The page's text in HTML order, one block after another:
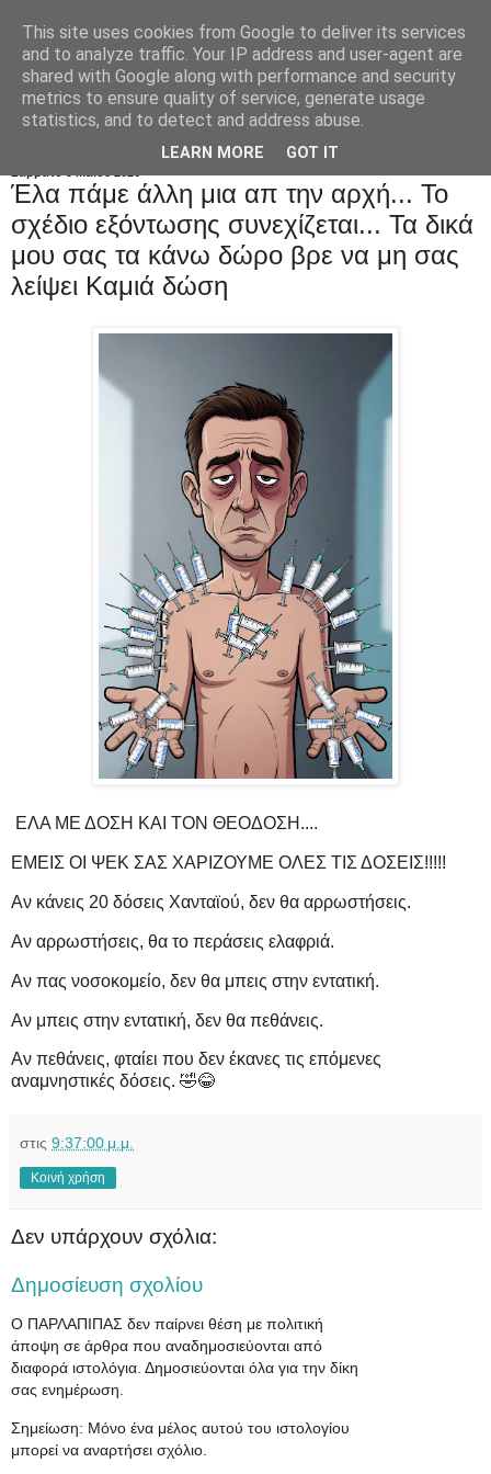
Έλα πάμε άλλη μια απ την αρχή... Το
σχέδιο εξόντωσης συνεχίζεται... Τα δικά
μου σας τα κάνω δώρο βρε να μη σας
λείψει Kαμιά δώση
EΛΑ ΜΕ ΔΟΣΗ ΚΑΙ ΤΟΝ ΘΕΟΔΟΣΗ....
ΕΜΕΙΣ ΟΙ ΨΕΚ ΣΑΣ ΧΑΡΙΖΟΥΜΕ ΟΛΕΣ ΤΙΣ ΔΟΣΕΙΣ!!!!!
Αν κάνεις 20 δόσεις Χανταϊού, δεν θα αρρωστήσεις.
Αν αρρωστήσεις, θα το περάσεις ελαφριά.
Αν πας νοσοκομείο, δεν θα μπεις στην εντατική.
Αν μπεις στην εντατική, δεν θα πεθάνεις.
Αν πεθάνεις, φταίει που δεν έκανες τις επόμενες
αναμνηστικές δόσεις. 🤣😂
στις 9:37:00 μ.μ.
Κοινή χρήση
Δεν υπάρχουν σχόλια:
Δημοσίευση σχολίου
Ο ΠΑΡΛΑΠΙΠΑΣ δεν παίρνει θέση με πολιτική
άποψη σε άρθρα που αναδημοσιεύονται από
διαφορά ιστολόγια. Δημοσιεύονται όλα για την δίκη
σας ενημέρωση.
Σημείωση: Μόνο ένα μέλος αυτού του ιστολογίου
μπορεί να αναρτήσει σχόλιο.
This site uses cookies from Google to deliver its services
and to analyze traffic. Your IP address and user-agent are
shared with Google along with performance and security
metrics to ensure quality of service, generate usage
statistics, and to detect and address abuse.
LEARN MORE GOT IT